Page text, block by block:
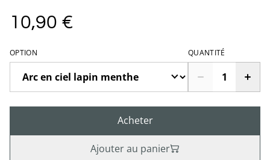
10,90 €
OPTION QUANTITÉ
Acheter
Ajouter au panier